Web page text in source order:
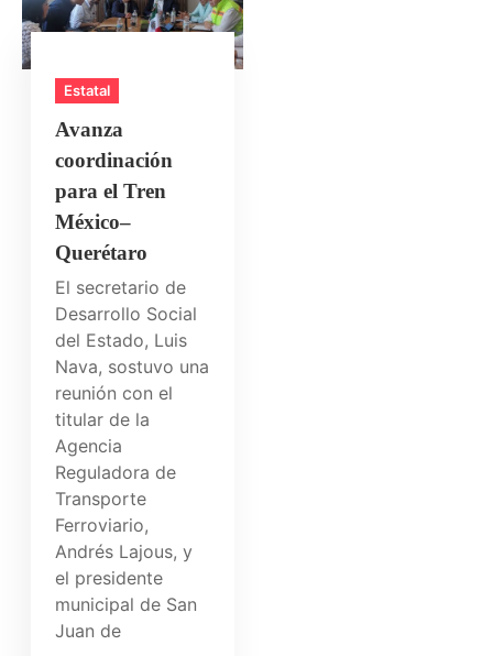
Estatal
Avanza
coordinación
para el Tren
México–
Querétaro
El secretario de
Desarrollo Social
del Estado, Luis
Nava, sostuvo una
reunión con el
titular de la
Agencia
Reguladora de
Transporte
Ferroviario,
Andrés Lajous, y
el presidente
municipal de San
Juan de